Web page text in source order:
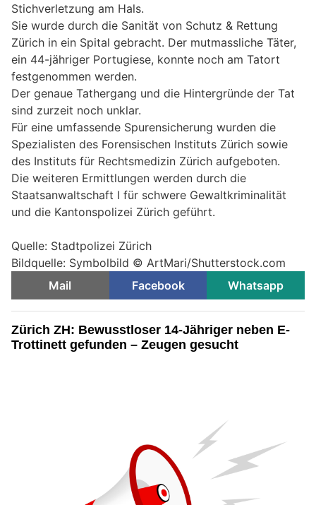
Stichverletzung am Hals.
Sie wurde durch die Sanität von Schutz & Rettung
Zürich in ein Spital gebracht. Der mutmassliche Täter,
ein 44-jähriger Portugiese, konnte noch am Tatort
festgenommen werden.
Der genaue Tathergang und die Hintergründe der Tat
sind zurzeit noch unklar.
Für eine umfassende Spurensicherung wurden die
Spezialisten des Forensischen Instituts Zürich sowie
des Instituts für Rechtsmedizin Zürich aufgeboten.
Die weiteren Ermittlungen werden durch die
Staatsanwaltschaft I für schwere Gewaltkriminalität
und die Kantonspolizei Zürich geführt.
Quelle: Stadtpolizei Zürich
Bildquelle: Symbolbild © ArtMari/Shutterstock.com
Mail
Facebook Whatsapp
Zürich ZH: Bewusstloser 14-Jähriger neben E-
Trottinett gefunden – Zeugen gesucht